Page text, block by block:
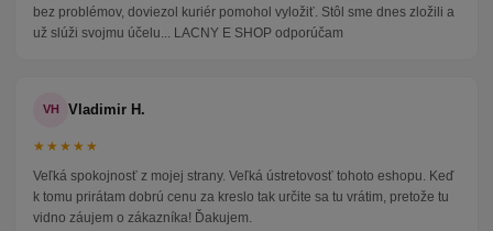
bez problémov, doviezol kuriér pomohol vyložiť. Stôl sme dnes zložili a
už slúži svojmu účelu... LACNY E SHOP odporúčam
VH Vladimir H.
★★★★★
Veľká spokojnosť z mojej strany. Veľká ústretovosť tohoto eshopu. Keď
k tomu prirátam dobrú cenu za kreslo tak určite sa tu vrátim, pretože tu
vidno záujem o zákazníka! Ďakujem.